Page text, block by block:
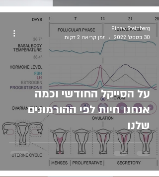
על הסייקל החודשי וכמה
אנחנו חיות לפי ההורמונים
שלנו
Einav Steinberg
30 בספט׳ 2022
זמן קריאה 2 דקות